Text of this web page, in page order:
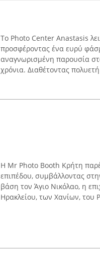
Το Photo Center Anastasis
προσφέροντας ένα ευρύ
αναγνωρισμένη παρουσία
χρόνια. Διαθέτοντας
Η Mr Photo Booth Κρήτη
επιπέδου, συμβάλλοντας
βάση τον Άγιο Νικόλαο, η
Ηρακλείου, των Χανίων, του